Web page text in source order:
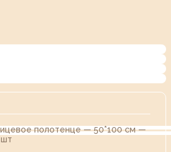
полотенце — 50*100 см —